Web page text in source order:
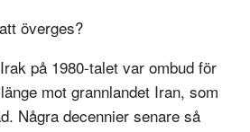
överges?
på 1980-talet var ombud för
mot grannlandet Iran, som
Några decennier senare så